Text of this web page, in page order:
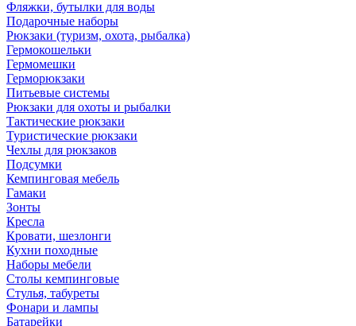
Фляжки, бутылки для воды
Подарочные наборы
Рюкзаки (туризм, охота, рыбалка)
Гермокошельки
Гермомешки
Герморюкзаки
Питьевые системы
Рюкзаки для охоты и рыбалки
Тактические рюкзаки
Туристические рюкзаки
Чехлы для рюкзаков
Подсумки
Кемпинговая мебель
Гамаки
Зонты
Кресла
Кровати, шезлонги
Кухни походные
Наборы мебели
Столы кемпинговые
Стулья, табуреты
Фонари и лампы
Батарейки